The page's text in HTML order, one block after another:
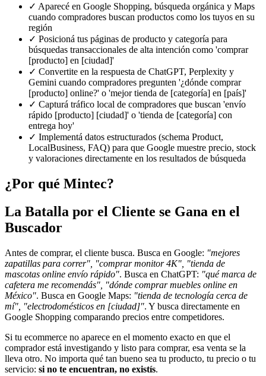
✓ Aparecé en Google Shopping, búsqueda orgánica y Maps
cuando compradores buscan productos como los tuyos en su
región
✓ Posicioná tus páginas de producto y categoría para
búsquedas transaccionales de alta intención como 'comprar
[producto] en [ciudad]'
✓ Convertite en la respuesta de ChatGPT, Perplexity y
Gemini cuando compradores pregunten '¿dónde comprar
[producto] online?' o 'mejor tienda de [categoría] en [país]'
✓ Capturá tráfico local de compradores que buscan 'envío
rápido [producto] [ciudad]' o 'tienda de [categoría] con
entrega hoy'
✓ Implementá datos estructurados (schema Product,
LocalBusiness, FAQ) para que Google muestre precio, stock
y valoraciones directamente en los resultados de búsqueda
¿Por qué Mintec?
La Batalla por el Cliente se Gana en el
Buscador
Antes de comprar, el cliente busca. Busca en Google: "mejores
zapatillas para correr", "comprar monitor 4K", "tienda de
mascotas online envío rápido". Busca en ChatGPT: "qué marca de
cafetera me recomendás", "dónde comprar muebles online en
México". Busca en Google Maps: "tienda de tecnología cerca de
mí", "electrodomésticos en [ciudad]". Y busca directamente en
Google Shopping comparando precios entre competidores.
Si tu ecommerce no aparece en el momento exacto en que el
comprador está investigando y listo para comprar, esa venta se la
lleva otro. No importa qué tan bueno sea tu producto, tu precio o tu
servicio: si no te encuentran, no existís.